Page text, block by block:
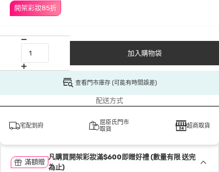
開架彩妝85折
加入購物袋
查看門市庫存 (可能有時間誤差)
配送方式
宅配到府
屈臣氏門市
取貨
超商取貨
滿額贈
凡購買開架彩妝滿$600即贈好禮 (數量有限 送完
為止)